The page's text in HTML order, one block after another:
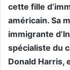
cette fille
américain. Sa
immigrante
spécialiste du
Donald Harris,